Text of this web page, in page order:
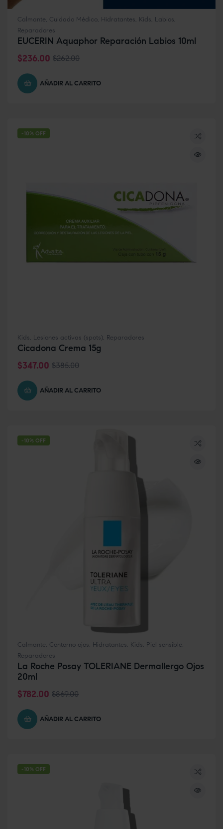
Calmante, Cuidado Médico, Hidratantes, Kids, Labios,
Reparadores
EUCERIN Aquaphor Reparación Labios 10ml
$262.00
$236.00
AÑADIR AL CARRITO
-10% OFF
Kids, Lesiones activas (spots), Reparadores
Cicadona Crema 15g
$385.00
$347.00
AÑADIR AL CARRITO
-10% OFF
Calmante, Contorno ojos, Hidratantes, Kids, Piel sensible,
Reparadores
La Roche Posay TOLERIANE Dermallergo Ojos
20ml
$869.00
$782.00
AÑADIR AL CARRITO
-10% OFF